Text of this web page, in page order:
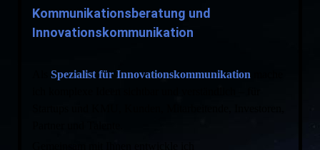
Kommunikationsberatung und
Innovationskommunikation
Spezialist für Innovationskommunikation